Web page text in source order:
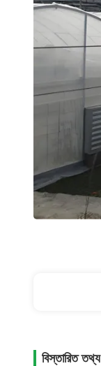
বিস্তারিত তথ্য